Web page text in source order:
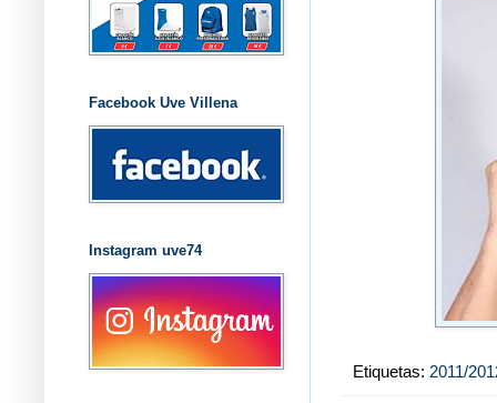
Etiquetas: 2011/
Facebook Uve Villena
Instagram uve74